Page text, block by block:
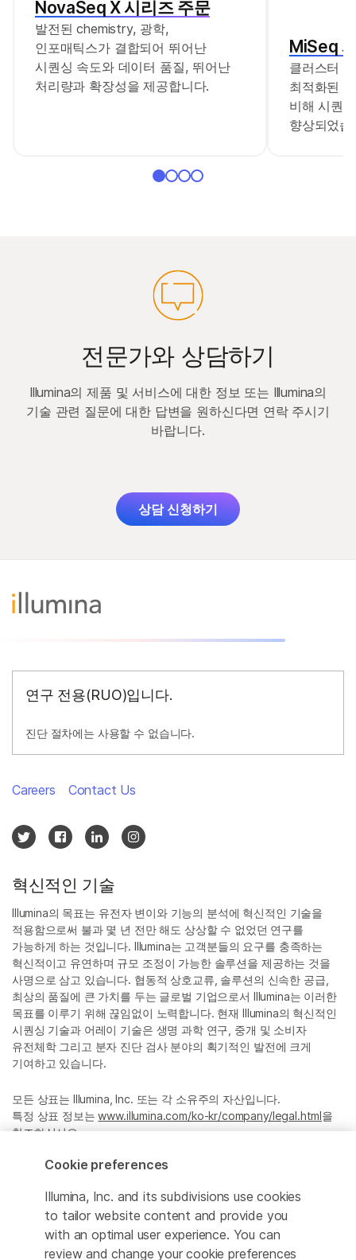
정제를 할 필요 없이 없이 AmpliSeq for Illumina
프로토콜을 사용하여 FFPE 조직에서 DNA 준비 및
라이브러리 구성이 가능합니다.
NovaSeq X 시리즈 주문
발전된 chemistry, 광학,
인포매틱스가 결합되어 뛰어난
시퀀싱 속도와 데이터 품질, 뛰어난
처리량과 확장성을 제공합니다.
MiSeq
클러스터
최적화된
비해 시퀀
향상되었습
전문가와 상담하기
Illumina의 제품 및 서비스에 대한 정보 또는 Illumina의
기술 관련 질문에 대한 답변을 원하신다면 연락 주시기
바랍니다.
상담 신청하기
연구 전용(RUO)입니다.
진단 절차에는 사용할 수 없습니다.
혁신적인 기술
Illumina의 목표는 유전자 변이와 기능의 분석에 혁신적인 기술을
적용함으로써 불과 몇 년 전만 해도 상상할 수 없었던 연구를
가능하게 하는 것입니다. Illumina는 고객분들의 요구를 충족하는
혁신적이고 유연하며 규모 조정이 가능한 솔루션을 제공하는 것을
사명으로 삼고 있습니다. 협동적 상호교류, 솔루션의 신속한 공급,
최상의 품질에 큰 가치를 두는 글로벌 기업으로서 Illumina는 이러한
목표를 이루기 위해 끊임없이 노력합니다. 현재 Illumina의 혁신적인
시퀀싱 기술과 어레이 기술은 생명 과학 연구, 중개 및 소비자
유전체학 그리고 분자 진단 검사 분야의 획기적인 발전에 크게
기여하고 있습니다.
모든 상표는 Illumina, Inc. 또는 각 소유주의 자산입니다.
특정 상표 정보는www.illumina.com/ko-kr/company/legal.html을
참조하십시오.
Privacy Policy
Careers Contact Us
Cookie preferences
Illumina, Inc. and its subdivisions use cookies
to tailor website content and provide you
with an optimal user experience. You can
review and change your cookie preferences